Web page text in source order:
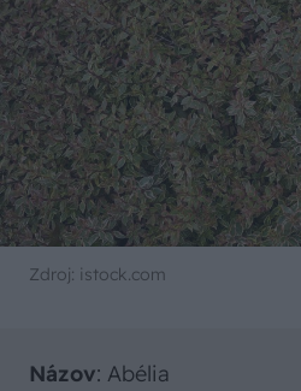
Zdroj: istock.com
Názov: Abélia